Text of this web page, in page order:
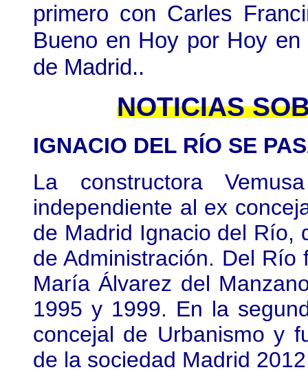
primero con Carles
Bueno en Hoy por Hoy
de Madrid..
NOTICIAS
IGNACIO DEL RÍO SE
La constructora
independiente al ex
de Madrid Ignacio del Río,
de Administración. Del
María Álvarez del
1995 y 1999. En la
concejal de Urbanismo y
de la sociedad Madrid